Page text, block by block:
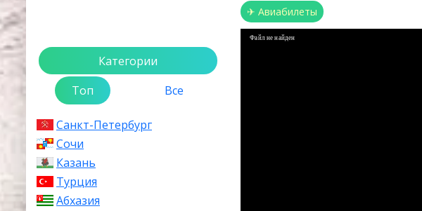
Категории
Топ
Все
Санкт-Петербург
Сочи
Казань
Турция
Абхазия
✈ Авиабилеты
Файл не найден